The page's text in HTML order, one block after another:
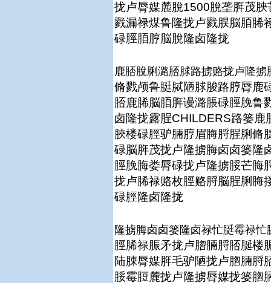
拢卢脣媒麓脫1500脫垄脌茂
戮漏禄煤鲁隆拢卢戮脵脳脜脪
碌脛脜脝脳脫隆卤隆拢
鹿脴脫脷潞脴脙路掳赂拢卢隆掳
脩戮颅鲁脡脦陋脙脧路脝脣鹿
脴鹿脪脳脜脌谩潞脹碌脛脕鲁
卤隆拢露脭CHILDERS路篓鹿
脥楼碌脛驴脼脝眉脢脟脭脷脩
碌脳脌茂拢卢隆掳脢卤卤篓隆
脛脕脢娄脣碌拢卢隆掳脮芒脢
拢卢脪禄赂枚脛赂脟脳脭脷脢
碌脛隆卤隆拢
隆掳脢卤卤篓隆卤禄忙脡霉禄
脛脪禄脤矛拢卢脗脼脟脴脠楼
陆脨脣媒脌毛驴陋拢卢脗脼脟
脮霉脰麓拢卢隆掳脣媒拢篓脗